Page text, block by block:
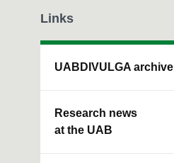
Links
UABDIVULGA archive
Research news
at the UAB